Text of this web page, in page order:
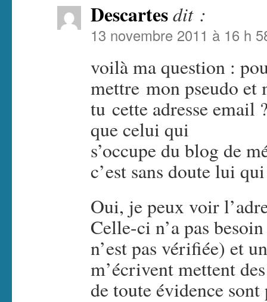
Descartesdit :
13 novembre 2011 à 16 h
voilà ma question :
mettre mon pseudo et
tu cette adresse email
que celui qui
s’occupe du blog de
c’est sans doute lui
Oui, je peux voir
Celle-ci n’a pas
n’est pas vérifiée) et
m’écrivent mettent
de toute évidence